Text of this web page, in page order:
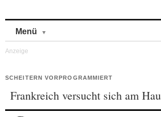
Menü
SCHEITERN VORPROGRAMMIERT
Frankreich versucht sich am